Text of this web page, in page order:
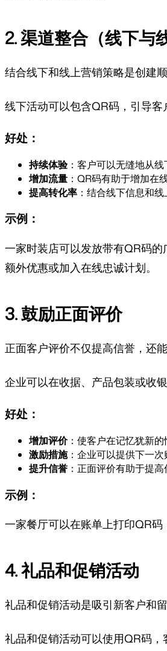
2. 渠道整合（线下与
结合线下和线上营销策略是创建
线下活动可以包含QR码，引导客
好处：
持续体验：客户可以无缝地从线
增加流量 ：QR码有助于增加在
提高转化率 ：结合线下信息和
示例：
一家时装店可以发放带有QR码
额外优惠或加入在线忠诚计划。
3. 鼓励正面评价
正面客户评价不仅提高信誉，还
企业可以在收据、产品包装或收
好处：
增加评价：使客户在记忆犹新的
激励措施：企业可以提供下一次
提升信誉 ：正面评价有助于提
示例：
一家餐厅可以在账单上打印QR
4. 礼品和促销活动
礼品和促销活动是吸引新客户和
礼品和促销活动可以使用QR码，